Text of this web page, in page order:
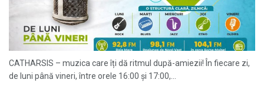
CATHARSIS – muzica care îți dă ritmul după-amiezii! În fiecare zi,
de luni până vineri, între orele 16:00 și 17:00,...